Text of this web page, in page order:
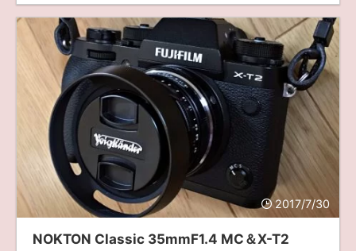
2017/7/30
NOKTON Classic 35mmF1.4 MC＆X-T2